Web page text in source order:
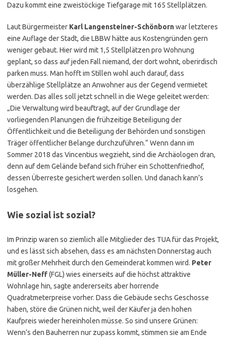
Dazu kommt eine zweistöckige Tiefgarage mit 165 Stellplätzen.
Laut Bürgermeister Karl Langensteiner-Schönbornwar letzteres
eine Auflage der Stadt, die LBBW hätte aus Kostengründen gern
weniger gebaut. Hier wird mit 1,5 Stellplätzen pro Wohnung
geplant, so dass auf jeden Fall niemand, der dort wohnt, oberirdisch
parken muss. Man hofft im Stillen wohl auch darauf, dass
überzählige Stellplätze an Anwohner aus der Gegend vermietet
werden. Das alles soll jetzt schnell in die Wege geleitet werden:
„Die Verwaltung wird beauftragt, auf der Grundlage der
vorliegenden Planungen die frühzeitige Beteiligung der
Öffentlichkeit und die Beteiligung der Behörden und sonstigen
Träger öffentlicher Belange durchzuführen.“ Wenn dann im
Sommer 2018 das Vincentius wegzieht, sind die Archäologen dran,
denn auf dem Gelände befand sich früher ein Schottenfriedhof,
dessen Überreste gesichert werden sollen. Und danach kann’s
losgehen.
Wie sozial ist sozial?
Im Prinzip waren so ziemlich alle Mitglieder des TUA für das Projekt,
und es lässt sich absehen, dass es am nächsten Donnerstag auch
mit großer Mehrheit durch den Gemeinderat kommen wird. Peter
Müller-Neff(FGL) wies einerseits auf die höchst attraktive
Wohnlage hin, sagte andererseits aber horrende
Quadratmeterpreise vorher. Dass die Gebäude sechs Geschosse
haben, störe die Grünen nicht, weil der Käufer ja den hohen
Kaufpreis wieder hereinholen müsse. So sind unsere Grünen:
Wenn’s den Bauherren nur zupass kommt, stimmen sie am Ende